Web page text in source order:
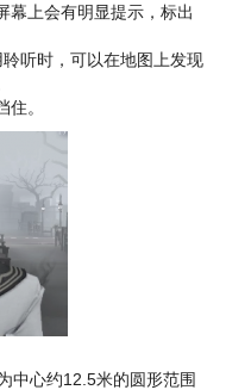
幕上会有明显提示，标出
听时，可以在地图上发现
。
中心约12.5米的圆形范围